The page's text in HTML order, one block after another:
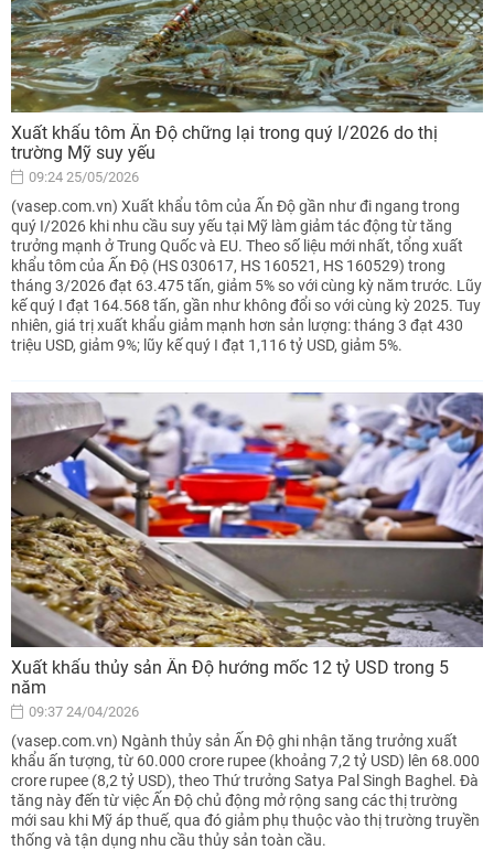
Xuất khẩu tôm Ấn Độ chững lại trong quý I/2026 do thị
trường Mỹ suy yếu
09:24 25/05/2026
(vasep.com.vn) Xuất khẩu tôm của Ấn Độ gần như đi ngang trong
quý I/2026 khi nhu cầu suy yếu tại Mỹ làm giảm tác động từ tăng
trưởng mạnh ở Trung Quốc và EU. Theo số liệu mới nhất, tổng xuất
khẩu tôm của Ấn Độ (HS 030617, HS 160521, HS 160529) trong
tháng 3/2026 đạt 63.475 tấn, giảm 5% so với cùng kỳ năm trước. Lũy
kế quý I đạt 164.568 tấn, gần như không đổi so với cùng kỳ 2025. Tuy
nhiên, giá trị xuất khẩu giảm mạnh hơn sản lượng: tháng 3 đạt 430
triệu USD, giảm 9%; lũy kế quý I đạt 1,116 tỷ USD, giảm 5%.
Xuất khẩu thủy sản Ấn Độ hướng mốc 12 tỷ USD trong 5
năm
09:37 24/04/2026
(vasep.com.vn) Ngành thủy sản Ấn Độ ghi nhận tăng trưởng xuất
khẩu ấn tượng, từ 60.000 crore rupee (khoảng 7,2 tỷ USD) lên 68.000
crore rupee (8,2 tỷ USD), theo Thứ trưởng Satya Pal Singh Baghel. Đà
tăng này đến từ việc Ấn Độ chủ động mở rộng sang các thị trường
mới sau khi Mỹ áp thuế, qua đó giảm phụ thuộc vào thị trường truyền
thống và tận dụng nhu cầu thủy sản toàn cầu.